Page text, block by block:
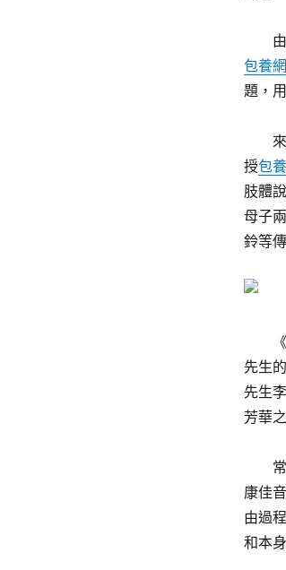
包養
題，
授包
肢體
母子
鈴等
先生
先生
芳華
康佳
由過
和本